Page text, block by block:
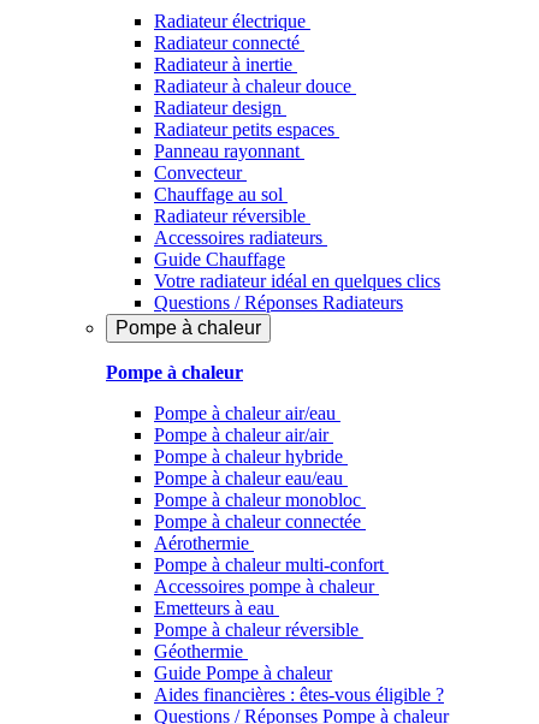
Radiateur électrique
Radiateur connecté
Radiateur à inertie
Radiateur à chaleur douce
Radiateur design
Radiateur petits espaces
Panneau rayonnant
Convecteur
Chauffage au sol
Radiateur réversible
Accessoires radiateurs
Guide Chauffage
Votre radiateur idéal en quelques clics
Questions / Réponses Radiateurs
Pompe à chaleur
Pompe à chaleur
Pompe à chaleur air/eau
Pompe à chaleur air/air
Pompe à chaleur hybride
Pompe à chaleur​ eau/eau
Pompe à chaleur monobloc
Pompe à chaleur connectée
Aérothermie
Pompe à chaleur multi-confort
Accessoires pompe à chaleur
Emetteurs à eau
Pompe à chaleur réversible
Géothermie
Guide Pompe à chaleur
Aides financières : êtes-vous éligible ?
Questions / Réponses Pompe à chaleur